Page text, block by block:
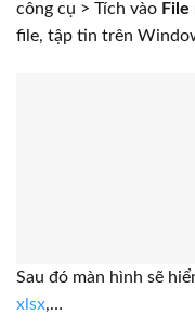
công cụ > Tích vào File
file, tập tin trên
Sau đó màn hình sẽ
xlsx,…